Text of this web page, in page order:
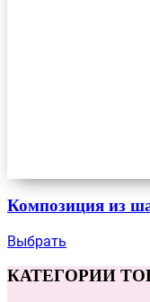
Композиция из
Выбрать
КАТЕГОРИИ